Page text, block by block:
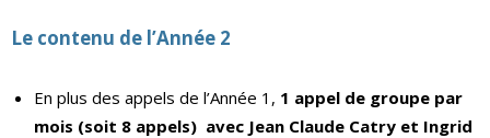
Le contenu de l’Année 2
En plus des appels de l’Année 1, 1 appel de groupe par
mois (soit 8 appels) avec Jean Claude Catry et Ingrid